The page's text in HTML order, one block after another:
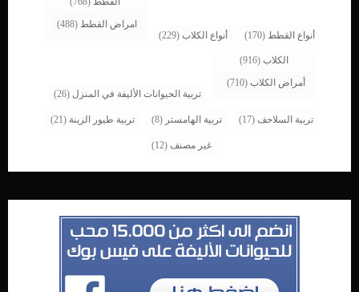
أنواع القطط (170) أنواع الكلاب (229)
امراض القطط (488)
الكلاب (916)
أمراض الكلاب (710)
تربية الحيوانات الأليفة في المنزل (26)
تربية السلاحف (17) تربية الهامستر (8) تربية طيور الزينة (21)
غير مصنف (12)